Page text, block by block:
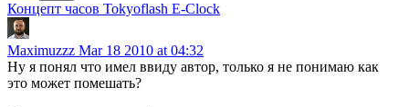
Концепт часов Tokyoflash E-Clock
Maximuzzz Mar 18 2010 at 04:32
Ну я понял что имел ввиду автор, только я не понимаю как
это может помешать?